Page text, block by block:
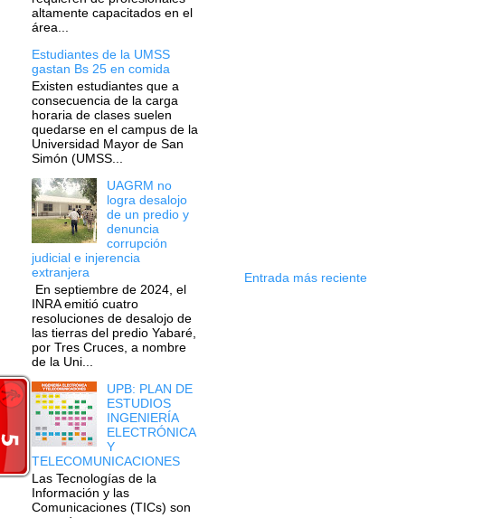
Entrada más reciente
altamente capacitados en el
área...
Estudiantes de la UMSS
gastan Bs 25 en comida
Existen estudiantes que a
consecuencia de la carga
horaria de clases suelen
quedarse en el campus de la
Universidad Mayor de San
Simón (UMSS...
UAGRM no
logra desalojo
de un predio y
denuncia
corrupción
judicial e injerencia
extranjera
En septiembre de 2024, el
INRA emitió cuatro
resoluciones de desalojo de
las tierras del predio Yabaré,
por Tres Cruces, a nombre
de la Uni...
UPB: PLAN DE
ESTUDIOS
INGENIERÍA
ELECTRÓNICA
Y
TELECOMUNICACIONES
Las Tecnologías de la
Información y las
Comunicaciones (TICs) son